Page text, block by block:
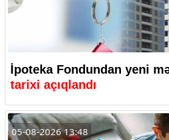
İpoteka Fondundan yeni
tarixi açıqlandı
05-08-2026 13:48